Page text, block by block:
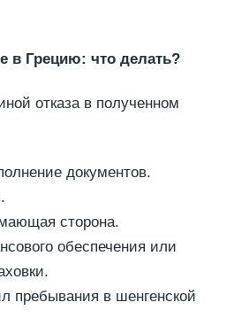
в Грецию: что делать?
отказа в полученном
документов.
сторона.
обеспечения или
пребывания в шенгенской